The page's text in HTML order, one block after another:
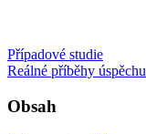
Případové studie
Reálné příběhy úspěchu
Obsah